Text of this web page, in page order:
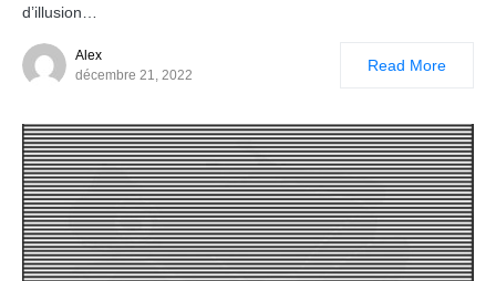
d’illusion…
Alex
décembre 21, 2022
Read More